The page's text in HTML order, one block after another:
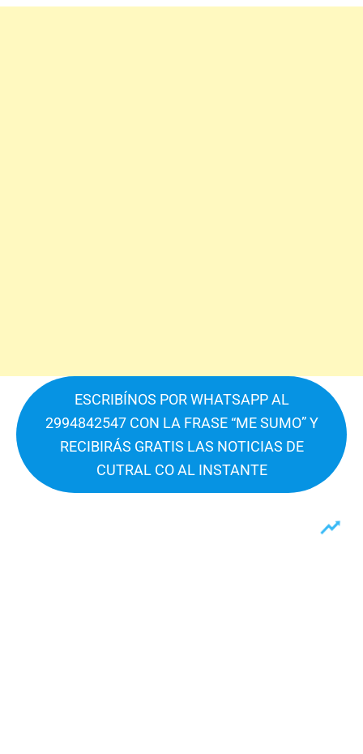
ESCRIBÍNOS POR WHATSAPP AL
2994842547 CON LA FRASE “ME SUMO” Y
RECIBIRÁS GRATIS LAS NOTICIAS DE
CUTRAL CO AL INSTANTE